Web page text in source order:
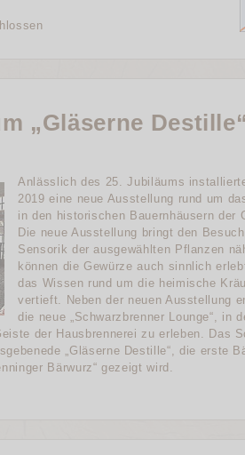
„Gläserne
Anlässlich des 25. Jubiläums
2019 eine neue Ausstellung rund um
in den historischen Bauernhäusern der
Die neue Ausstellung bringt den
Sensorik der ausgewählten Pflanzen
können die Gewürze auch sinnlich
das Wissen rund um die heimische
vertieft. Neben der neuen Ausstellung
die neue „Schwarzbrenner Lounge“, in
der Hausbrennerei zu erleben. Das
„Gläserne Destille“, die erste
Bärwurz“ gezeigt wird.